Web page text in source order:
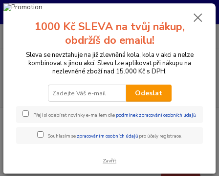
Pro nachystání kola / doplňků na prodejně si prosím zavolejte dopředu.
Menu
CZK
PO-PÁ 10:00-17:00 | SO: 9:00-12:00
Doplňky a helmy Cyklistické helmy Integrální helmy
- HELMA FIALOVÁ
1000 Kč SLEVA na tvůj nákup,
obdržíš do emailu!
Sleva se nevztahuje na již zlevněná kola, kola v akci a nelze
kombinovat s jinou akcí. Slevu lze aplikovat při nákupu na
nezlevněné zboží nad 15.000 Kč s DPH.
Odeslat
Přeji si odebírat novinky e-mailem dle podmínek zpracování osobních údajů.
Souhlasím se zpracováním osobních údajů pro účely registrace.
Zavřít